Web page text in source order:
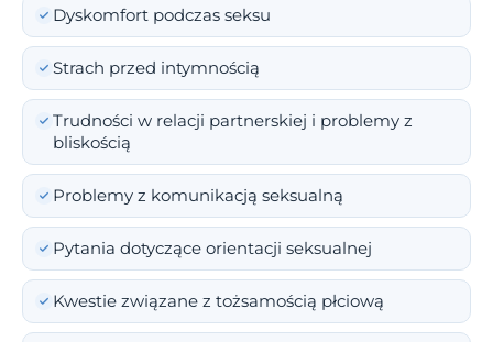
Dyskomfort podczas seksu
Strach przed intymnością
Trudności w relacji partnerskiej i problemy z
bliskością
Problemy z komunikacją seksualną
Pytania dotyczące orientacji seksualnej
Kwestie związane z tożsamością płciową